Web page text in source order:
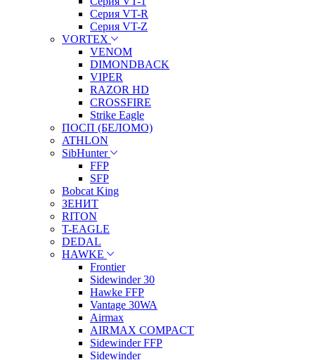
Серия VT-R
Серия VT-Z
VORTEX
VENOM
DIMONDBACK
VIPER
RAZOR HD
CROSSFIRE
Strike Eagle
ПОСП (БЕЛОМО)
ATHLON
SibHunter
FFP
SFP
Bobcat King
ЗЕНИТ
RITON
T-EAGLE
DEDAL
HAWKE
Frontier
Sidewinder 30
Hawke FFP
Vantage 30WA
Airmax
AIRMAX COMPACT
Sidewinder FFP
Sidewinder